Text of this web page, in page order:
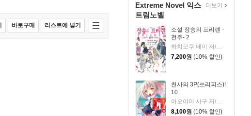
Extreme Novel 익스
트림노벨
소설 장송의 프리렌 -
전주- 2
하치모쿠 메이 저/야마다 카네히토 원저/아베 츠카사 그림
7,200원 (10% 할인)
천사의 3P(쓰리피스)!
10
아오야마 사구 저/팅클 그림
8,100원 (10% 할인)
더보기
바로구매 리스트에 넣기